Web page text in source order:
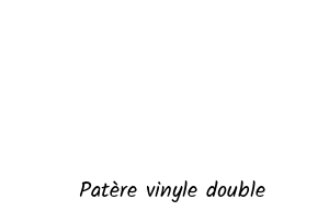
Patère vinyle double